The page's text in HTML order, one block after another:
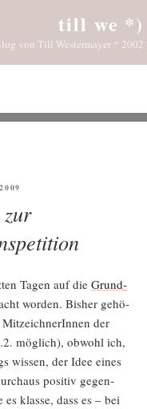
till we *)
von Till Westermayer * 2002
zur
Tagen auf die Grund­
wor­den. Bis­her gehö­
der
mög­lich), obwohl ich,
wis­sen, der Idee eines
posi­tiv gegen­
klas­se, dass es – bei